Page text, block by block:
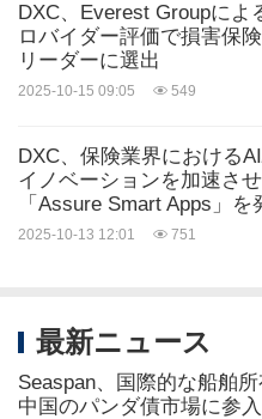
DXC、Everest Groupによ
ロバイダー評価で損害保
リーダーに選出
2025-10-15 09:05 549
DXC、保険業界における
イノベーションを加速さ
「Assure Smart Apps」を
2025-10-13 12:01 751
最新ニュース
Seaspan、国際的な船舶
中国のパンダ債市場に参入